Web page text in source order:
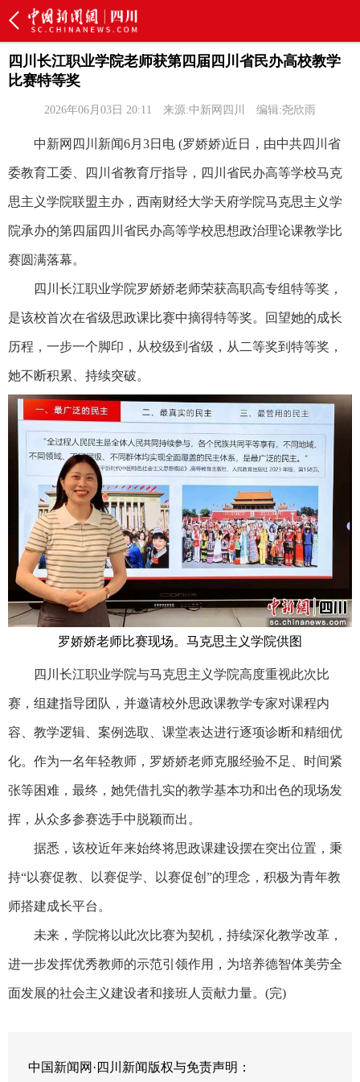
四川长江职业学院老师获第四届四川省民办高校教学
比赛特等奖
2026年06月03日 20:11 来源:中新网四川 编辑:尧欣雨
中新网四川新闻6月3日电 (罗娇娇)近日，由中共四川省
委教育工委、四川省教育厅指导，四川省民办高等学校马克
思主义学院联盟主办，西南财经大学天府学院马克思主义学
院承办的第四届四川省民办高等学校思想政治理论课教学比
赛圆满落幕。
四川长江职业学院罗娇娇老师荣获高职高专组特等奖，
是该校首次在省级思政课比赛中摘得特等奖。回望她的成长
历程，一步一个脚印，从校级到省级，从二等奖到特等奖，
她不断积累、持续突破。
罗娇娇老师比赛现场。马克思主义学院供图
四川长江职业学院与马克思主义学院高度重视此次比
赛，组建指导团队，并邀请校外思政课教学专家对课程内
容、教学逻辑、案例选取、课堂表达进行逐项诊断和精细优
化。作为一名年轻教师，罗娇娇老师克服经验不足、时间紧
张等困难，最终，她凭借扎实的教学基本功和出色的现场发
挥，从众多参赛选手中脱颖而出。
据悉，该校近年来始终将思政课建设摆在突出位置，秉
持“以赛促教、以赛促学、以赛促创”的理念，积极为青年教
师搭建成长平台。
未来，学院将以此次比赛为契机，持续深化教学改革，
进一步发挥优秀教师的示范引领作用，为培养德智体美劳全
面发展的社会主义建设者和接班人贡献力量。(完)
中国新闻网·四川新闻版权与免责声明：